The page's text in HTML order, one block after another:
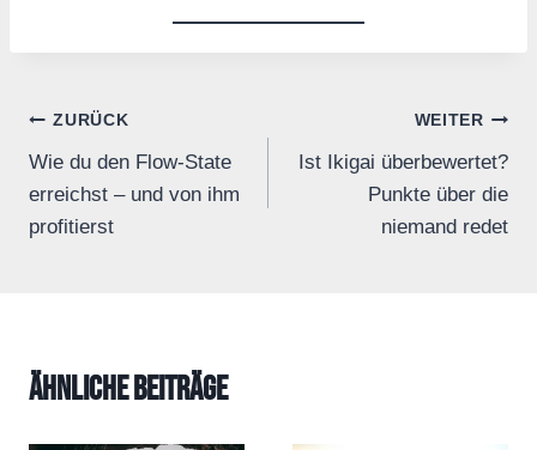
Beitrags-
Navigation
ZURÜCK
Wie du den Flow-State
erreichst – und von ihm
profitierst
WEITER
Ist Ikigai überbewertet?
Punkte über die
niemand redet
Ähnliche Beiträge